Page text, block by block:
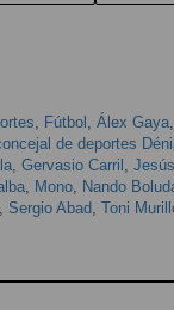
Fútbol Álex Gaya,
de deportes
, Gervasio Carril
, Mono, Nando
Sergio Abad, Toni